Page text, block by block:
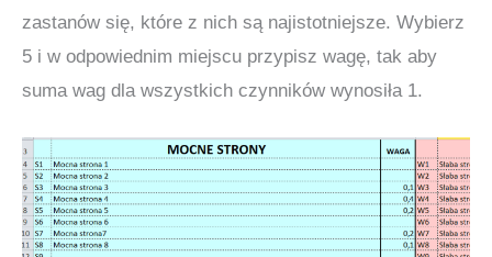
zastanów się, które z nich są najistotniejsze. Wybierz
5 i w odpowiednim miejscu przypisz wagę, tak aby
suma wag dla wszystkich czynników wynosiła 1.